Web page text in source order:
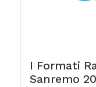
I Formati
Sanremo